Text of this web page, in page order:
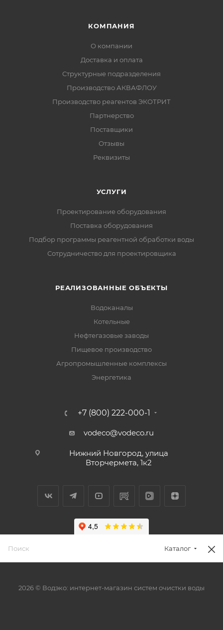
КОМПАНИЯ
О компании
Доставка и оплата
Структурные подразделения
Производство АКВАФЛОУ
Производство реагентов ЭКОТРИТ
Партнерство
Поставщики
Отзывы
Реквизиты
УСЛУГИ
Проектирование оборудования
Поставка оборудования
Подбор программы реагентной обработки воды
Сотрудничество для проектировщика
РЕАЛИЗОВАННЫЕ ОБЪЕКТЫ
Водоканалы
Котельные
Нефтегазовые заводы
Пищевое производство
Агропромышленные комплексы
Энергетика
+7 (800) 222-000-1
vodeco@vodeco.ru
Нижний Новгород, улица
Вторчермета, 1к2
2026 © Водэко: интернет-магазин систем очистки воды
Каталог